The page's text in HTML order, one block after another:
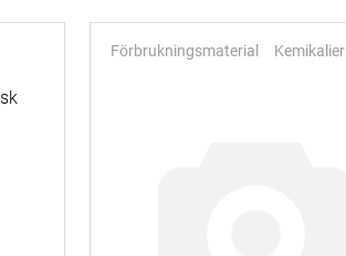
Förbrukningsmaterial Kemikalier